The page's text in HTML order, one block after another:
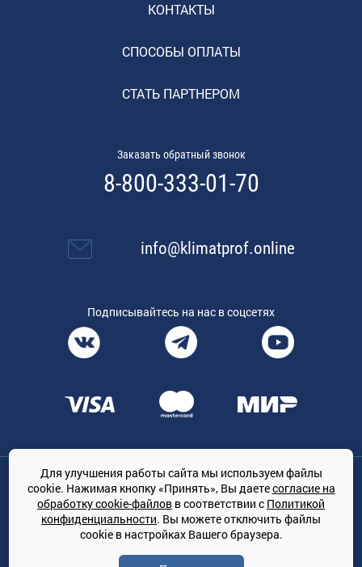
КОНТАКТЫ
СПОСОБЫ ОПЛАТЫ
СТАТЬ ПАРТНЕРОМ
Заказать обратный звонок
8-800-333-01-70
info@klimatprof.online
Подписывайтесь на нас в соцсетях
Общество с ограниченной ответственностью «ТРЕЙДКОН», ОГРН:
1167847364079, 197022, г. Санкт-Петербург, проспект Медиков, 7
КЛИМАТПРОФ.ONLINE - оптовая продажа кондиционеров и
климатической техники на территории РФ
© Сайт принадлежит ООО «ТРЕЙДКОН»
Для улучшения работы сайта мы используем файлы
cookie. Нажимая кнопку «Принять», Вы даетесогласие на
обработку cookie-файлов в соответствии с Политикой
конфиденциальности. Вы можете отключить файлы
cookie в настройках Вашего браузера.